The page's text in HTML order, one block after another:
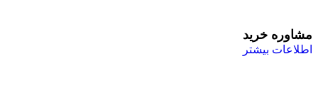
مشاوره خرید
اطلاعات بیشتر